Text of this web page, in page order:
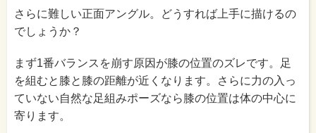
さらに難しい正面アングル。どうすれば上手に描けるの
でしょうか？
まず1番バランスを崩す原因が膝の位置のズレです。足
を組むと膝と膝の距離が近くなります。さらに力の入っ
ていない自然な足組みポーズなら膝の位置は体の中心に
寄ります。